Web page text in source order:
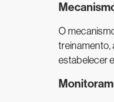
O
treinamento,
estabelecer